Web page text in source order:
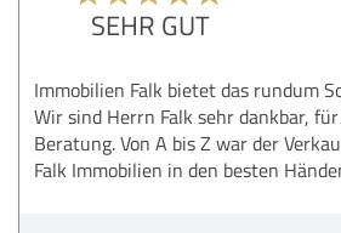
SEHR GUT
Immobilien Falk bietet das rundum
Wir sind Herrn Falk sehr dankbar,
Beratung. Von A bis Z war der
Falk Immobilien in den besten